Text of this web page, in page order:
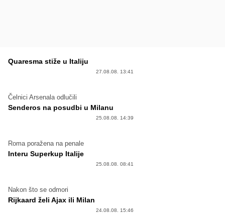
Quaresma stiže u Italiju
27.08.08. 13:41
Čelnici Arsenala odlučili
Senderos na posudbi u Milanu
25.08.08. 14:39
Roma poražena na penale
Interu Superkup Italije
25.08.08. 08:41
Nakon što se odmori
Rijkaard želi Ajax ili Milan
24.08.08. 15:46